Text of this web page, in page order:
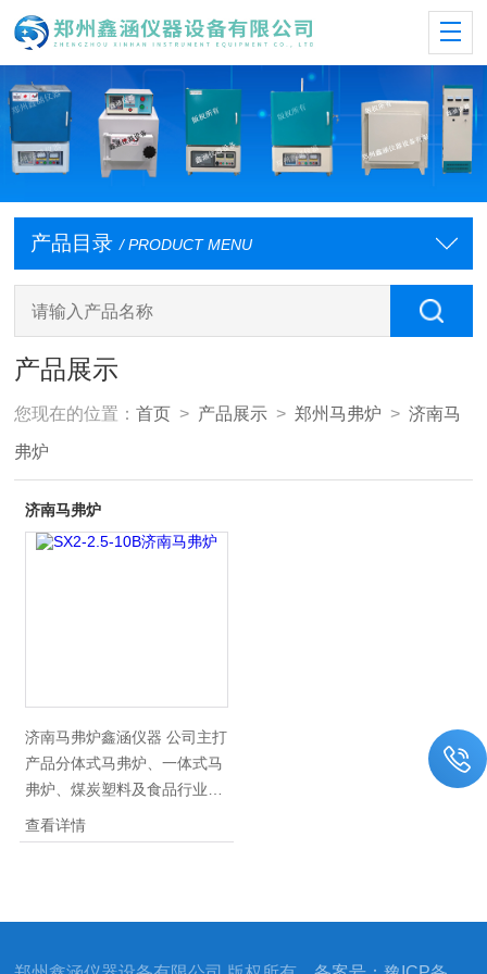
产品目录 / PRODUCT MENU
产品展示
您现在的位置：首页 > 产品展示 >郑州马弗炉 >济南马
弗炉
济南马弗炉
济南马弗炉鑫涵仪器 公司主打
产品分体式马弗炉、一体式马
弗炉、煤炭塑料及食品行业等
灰分测定仪、1400度1600度
1700度陶瓷纤维马弗炉、真空
恒温水浴锅、烘箱、电热恒温
查看详情